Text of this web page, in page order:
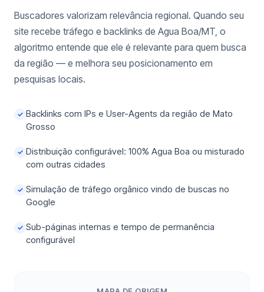
Buscadores valorizam relevância regional. Quando seu
site recebe tráfego e backlinks de Agua Boa/MT, o
algoritmo entende que ele é relevante para quem busca
da região — e melhora seu posicionamento em
pesquisas locais.
✓ Backlinks com IPs e User-Agents da região de Mato
Grosso
✓ Distribuição configurável: 100% Agua Boa ou misturado
com outras cidades
✓ Simulação de tráfego orgânico vindo de buscas no
Google
✓ Sub-páginas internas e tempo de permanência
configurável